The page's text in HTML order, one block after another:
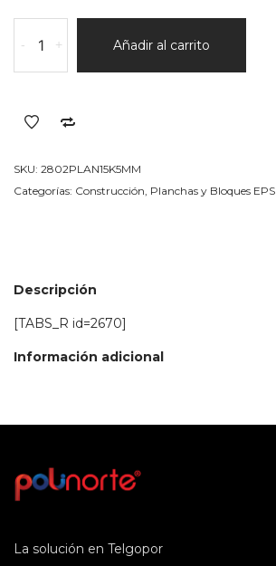
-
en
EPS
15k/m3
+ Añadir al carrito
SKU: 2802PLAN15K5MM
Categorías: Construcción Planchas y Bloques EPS
Descripción
[TABS_R id=2670]
Información adicional
La solución en Telgopor